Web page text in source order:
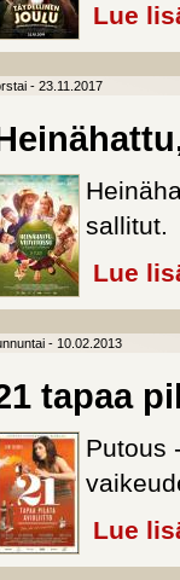
Lue
- 23.11.2017
sallitut.
Lue
- 10.02.2013
tapaa
Putous
Lue